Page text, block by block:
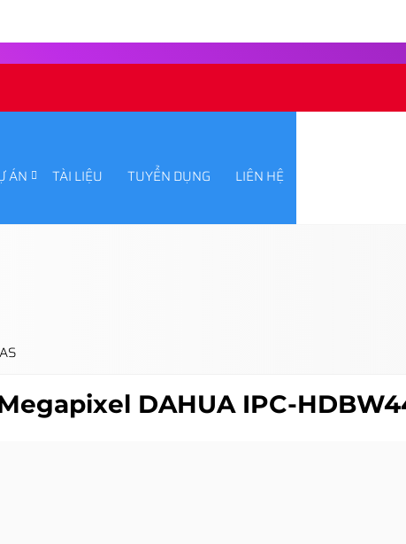
ÁN TÀI LIỆU TUYỂN DỤNG LIÊN HỆ
DAHUA IPC-